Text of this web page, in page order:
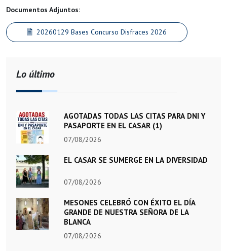
Documentos Adjuntos:
20260129 Bases Concurso Disfraces 2026
Lo último
AGOTADAS TODAS LAS CITAS PARA DNI Y
PASAPORTE EN EL CASAR (1)
07/08/2026
EL CASAR SE SUMERGE EN LA DIVERSIDAD
07/08/2026
MESONES CELEBRÓ CON ÉXITO EL DÍA
GRANDE DE NUESTRA SEÑORA DE LA
BLANCA
07/08/2026